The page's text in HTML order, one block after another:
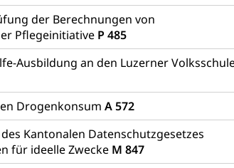
der Berechnungen von
Pflegeinitiative P 485
Ausbildung an den Luzerner
Drogenkonsum A 572
Kantonalen Datenschutzgesetzes
für ideelle Zwecke M 847
Konkursämter
Wahlen, politische Parteien,
Haushaltssteuer, Vermögenssteuer,
Grundsteuer, Kirchensteuer,
Gewinn- und Kapitalsteuer